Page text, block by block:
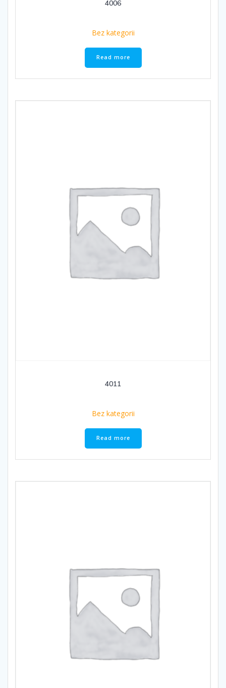
4006
Bez kategorii
Read more
4011
Bez kategorii
Read more